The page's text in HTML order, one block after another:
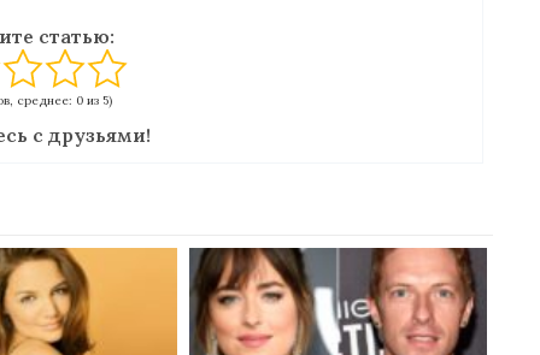
статью:
среднее: 0 из 5)
с друзьями!